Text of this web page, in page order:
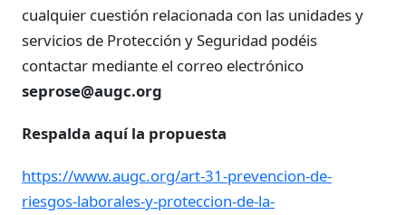
cualquier cuestión relacionada con las unidades y
servicios de Protección y Seguridad podéis
contactar mediante el correo electrónico
seprose@augc.org
Respalda aquí la propuesta
https://www.augc.org/art-31-prevencion-de-
riesgos-laborales-y-proteccion-de-la-